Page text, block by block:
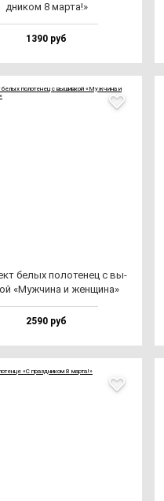
дни­ком 8 мар­та!»
1390 руб
бе­лых по­ло­те­нец с вы­
«Муж­чи­на и жен­щи­на»
2590 руб